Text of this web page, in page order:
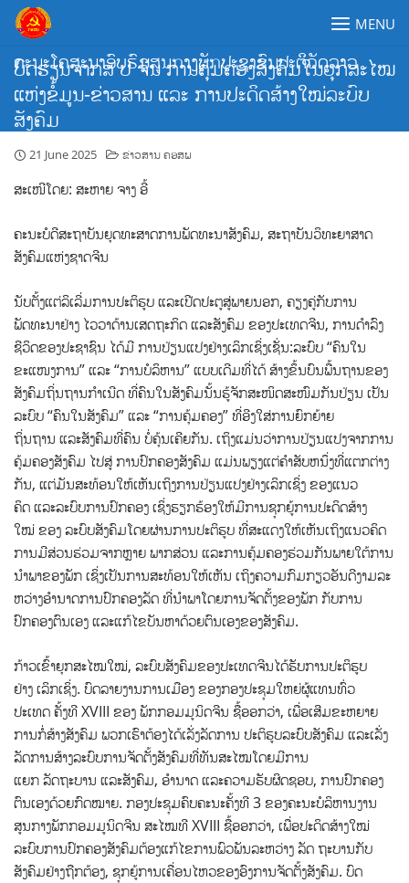
Skip
content
ຄະນະໂຄສະນາອົບຮົມສູນກາງພັກປະຊາຊົນປະຕິວັດລາວ
MENU
ບົດຮຽນຈາກສ ປ ຈີນ ການຄຸ້ມຄອງສັງຄົມໃນຍຸກສະໄໝ
ແຫ່ງຂໍ້ມູນ-ຂ່າວສານ ແລະ ການປະດິດສ້າງໃໝ່ລະບົບ
ສັງຄົມ
21 June 2025 ຂ່າວສານ ຄອສພ
ສະເໜີໂດຍ: ສະຫາຍ ຈາງ ອີ້
ຄະນະບໍດີສະຖາບັນຍຸດທະສາດການພັດທະນາສັງຄົມ, ສະຖາບັນວິທະຍາສາດ
ສັງຄົມແຫ່ງຊາດຈີນ
ນັບຕັ້ງແຕ່ລິເລີ່ມການປະຕິຮູບ ແລະເປີດປະຕູສູ່ພາຍນອກ, ຄຽງຄູ່ກັບການ
ພັດທະນາຢ່າງ ໄວວາດ້ານເສດຖະກິດ ແລະສັງຄົມ ຂອງປະເທດຈີນ, ການດໍາລົງ
ຊີວິດຂອງປະຊາຊົນ ໄດ້ມີ ການປ່ຽນແປງຢ່າງເລິກເຊິ່ງເຊັ່ນ:ລະບົບ “ຄົນໃນ
ຂະແໜງການ” ແລະ “ການບໍລິຫານ” ແບບເດີມທີ່ໄດ້ ສ້າງຂຶ້ນບົນພື້ນຖານຂອງ
ສັງຄົມຖິ່ນຖານກຳເນີດ ທີ່ຄົນໃນສັງຄົມນັ້ນຮູ້ຈັກສະໜິດສະໜົມກັນປ່ຽນ ເປັນ
ລະບົບ “ຄົນໃນສັງຄົມ” ແລະ “ການຄຸ້ມຄອງ” ທີ່ອີງໃສ່ການຍົກຍ້າຍ
ຖິ່ນຖານ ແລະສັງຄົມທີ່ຄົນ ບໍ່ຄຸ້ນເຄີຍກັນ. ເຖິງແມ່ນວ່າການປ່ຽນແປງຈາກການ
ຄຸ້ມຄອງສັງຄົມ ໄປສູ່ ການປົກຄອງສັງຄົມ ແມ່ນພຽງແຕ່ຄໍາສັບຫນຶ່ງທີ່ແຕກຕ່າງ
ກັນ, ແຕ່ມັນສະທ້ອນໃຫ້ເຫັນເຖິງການປ່ຽນແປງຢ່າງເລິກເຊິ່ງ ຂອງແນວ
ຄິດ ແລະລະບົບການປົກຄອງ ເຊິ່ງຮຽກຮ້ອງໃຫ້ມີການຊຸກຍູ້ການປະດິດສ້າງ
ໃໝ່ ຂອງ ລະບົບສັງຄົມໂດຍຜ່ານການປະຕິຮູບ ທີ່ສະແດງໃຫ້ເຫັນເຖິງແນວຄິດ
ການມີສ່ວນຮ່ວມຈາກຫຼາຍ ພາກສ່ວນ ແລະການຄຸ້ມຄອງຮ່ວມກັນພາຍໃຕ້ການ
ນໍາພາຂອງພັກ ເຊິ່ງເປັນການສະທ້ອນໃຫ້ເຫັນ ເຖິງຄວາມກົມກຽວອັນດີງາມລະ
ຫວ່າງອໍານາດການປົກຄອງລັດ ທີ່ນໍາພາໂດຍການຈັດຕັ້ງຂອງພັກ ກັບການ
ປົກຄອງຕົນເອງ ແລະແກ້ໄຂບັນຫາດ້ວຍຕົນເອງຂອງສັງຄົມ.
ກ້າວເຂົ້າຍຸກສະໄໝໃໝ່, ລະບົບສັງຄົມຂອງປະເທດຈີນໄດ້ຮັບການປະຕິຮູບ
ຢ່າງ ເລິກເຊິ່ງ. ບົດລາຍງານການເມືອງ ຂອງກອງປະຊຸມໃຫຍ່ຜູ້ແທນທົ່ວ
ປະເທດ ຄັ້ງທີ XVIII ຂອງ ພັກກອມມູນິດຈີນ ຊື້ອອກວ່າ, ເພື່ອເສີມຂະຫຍາຍ
ການກໍ່ສ້າງສັງຄົມ ພວກເຮົາຕ້ອງໄດ້ເລັ່ງລັດການ ປະຕິຮູບລະບົບສັງຄົມ ແລະເລັ່ງ
ລັດການສ້າງລະບົບການຈັດຕັ້ງສັງຄົມທີ່ທັນສະໄໝໂດຍມີການ
ແຍກ ລັດຖະບານ ແລະສັງຄົມ, ອໍານາດ ແລະຄວາມຮັບຜິດຊອບ, ການປົກຄອງ
ຕົນເອງດ້ວຍກົດໝາຍ. ກອງປະຊຸມຄົບຄະນະຄັ້ງທີ 3 ຂອງຄະນະບໍລິຫານງານ
ສູນກາງພັກກອມມູນິດຈີນ ສະໄໝທີ XVIII ຊື້ອອກວ່າ, ເພື່ອປະດິດສ້າງໃໝ່
ລະບົບການປົກຄອງສັງຄົມຕ້ອງແກ້ໄຂການພົວພັນລະຫວ່າງ ລັດ ຖະບານກັບ
ສັງຄົມຢ່າງຖືກຕ້ອງ, ຊຸກຍູ້ການເຄື່ອນໄຫວຂອງອົງການຈັດຕັ້ງສັງຄົມ. ບົດ